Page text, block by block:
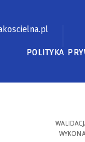
POLITYKA